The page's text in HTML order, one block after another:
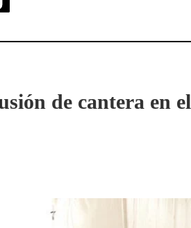
de cantera en el